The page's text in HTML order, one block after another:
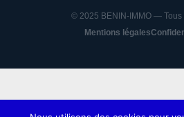
© 2025 BENIN-IMMO — Tous
Mentions légales